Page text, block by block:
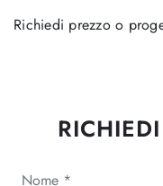
Richiedi prezzo o